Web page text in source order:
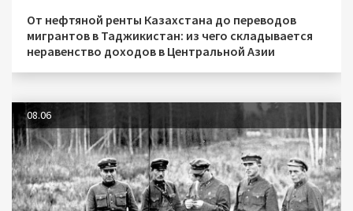
От нефтяной ренты Казахстана до переводов
мигрантов в Таджикистан: из чего складывается
неравенство доходов в Центральной Азии
08.06